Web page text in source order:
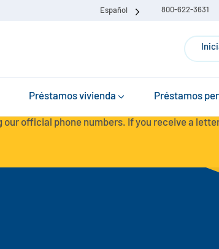
Español 800-622-3631
Préstamos vivienda Préstamos
our official phone numbers. If you receive a